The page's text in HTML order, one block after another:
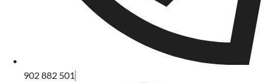
902 882 501